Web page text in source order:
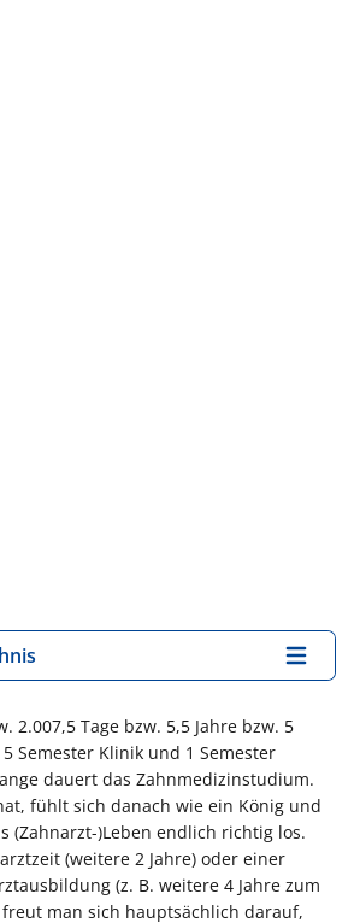
2.007,5 Tage bzw. 5,5 Jahre bzw. 5
Semester Klinik und 1 Semester
dauert das Zahnmedizinstudium.
fühlt sich danach wie ein König und
(Zahnarzt-)Leben endlich richtig los.
(weitere 2 Jahre) oder einer
(z. B. weitere 4 Jahre zum
man sich hauptsächlich darauf,